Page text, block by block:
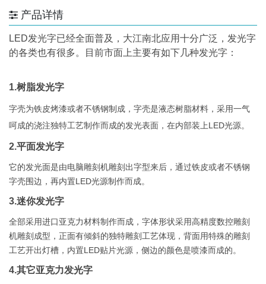
产品详情
LED发光字已经全面普及，大江南北应用十分广泛，发光字
的各类也有很多。目前市面上主要有如下几种发光字：
1.树脂发光字
字壳为铁皮烤漆或者不锈钢制成，字壳是液态树脂材料，采用一气
呵成的浇注独特工艺制作而成的发光表面，在内部装上LED光源。
2.平面发光字
它的发光面是由电脑雕刻机雕刻出字型来后，通过铁皮或者不锈钢
字壳围边，再内置LED光源制作而成。
3.迷你发光字
全部采用进口亚克力材料制作而成，字体形状采用高精度数控雕刻
机雕刻成型，正面有倾斜的独特雕刻工艺体现，背面用特殊的雕刻
工艺开出灯槽，内置LED贴片光源，侧边的颜色是喷漆而成的。
4.其它亚克力发光字